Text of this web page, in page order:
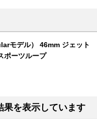
モデル） 46mm ジェット
ポーツループ
果を表示しています